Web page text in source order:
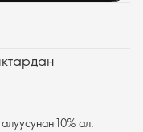
10% ал.